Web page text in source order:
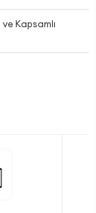
Kapsamlı